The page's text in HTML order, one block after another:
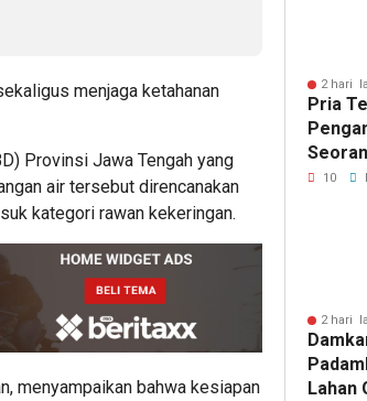
menjaga ketahanan
Provinsi Jawa Tengah yang
air tersebut direncanakan
kategori rawan kekeringan.
menyampaikan bahwa kesiapan
2 hari
Pria
Medan
10
2 hari
Lahan